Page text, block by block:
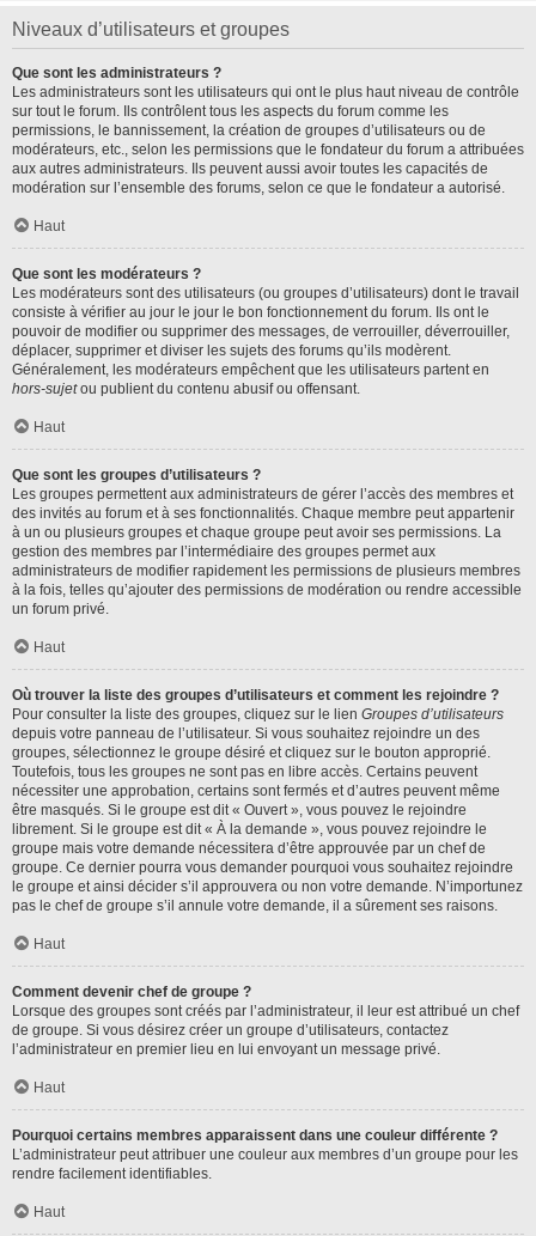
Niveaux d’utilisateurs et groupes
Que sont les administrateurs ?
Les administrateurs sont les utilisateurs qui ont le plus haut niveau de contrôle
sur tout le forum. Ils contrôlent tous les aspects du forum comme les
permissions, le bannissement, la création de groupes d’utilisateurs ou de
modérateurs, etc., selon les permissions que le fondateur du forum a attribuées
aux autres administrateurs. Ils peuvent aussi avoir toutes les capacités de
modération sur l’ensemble des forums, selon ce que le fondateur a autorisé.
Haut
Que sont les modérateurs ?
Les modérateurs sont des utilisateurs (ou groupes d’utilisateurs) dont le travail
consiste à vérifier au jour le jour le bon fonctionnement du forum. Ils ont le
pouvoir de modifier ou supprimer des messages, de verrouiller, déverrouiller,
déplacer, supprimer et diviser les sujets des forums qu’ils modèrent.
Généralement, les modérateurs empêchent que les utilisateurs partent en
hors-sujetou publient du contenu abusif ou offensant.
Haut
Que sont les groupes d’utilisateurs ?
Les groupes permettent aux administrateurs de gérer l’accès des membres et
des invités au forum et à ses fonctionnalités. Chaque membre peut appartenir
à un ou plusieurs groupes et chaque groupe peut avoir ses permissions. La
gestion des membres par l’intermédiaire des groupes permet aux
administrateurs de modifier rapidement les permissions de plusieurs membres
à la fois, telles qu’ajouter des permissions de modération ou rendre accessible
un forum privé.
Haut
Où trouver la liste des groupes d’utilisateurs et comment les rejoindre ?
Pour consulter la liste des groupes, cliquez sur le lien Groupes d’utilisateurs
depuis votre panneau de l’utilisateur. Si vous souhaitez rejoindre un des
groupes, sélectionnez le groupe désiré et cliquez sur le bouton approprié.
Toutefois, tous les groupes ne sont pas en libre accès. Certains peuvent
nécessiter une approbation, certains sont fermés et d’autres peuvent même
être masqués. Si le groupe est dit « Ouvert », vous pouvez le rejoindre
librement. Si le groupe est dit « À la demande », vous pouvez rejoindre le
groupe mais votre demande nécessitera d’être approuvée par un chef de
groupe. Ce dernier pourra vous demander pourquoi vous souhaitez rejoindre
le groupe et ainsi décider s’il approuvera ou non votre demande. N’importunez
pas le chef de groupe s’il annule votre demande, il a sûrement ses raisons.
Haut
Comment devenir chef de groupe ?
Lorsque des groupes sont créés par l’administrateur, il leur est attribué un chef
de groupe. Si vous désirez créer un groupe d’utilisateurs, contactez
l’administrateur en premier lieu en lui envoyant un message privé.
Haut
Pourquoi certains membres apparaissent dans une couleur différente ?
L’administrateur peut attribuer une couleur aux membres d’un groupe pour les
rendre facilement identifiables.
Haut